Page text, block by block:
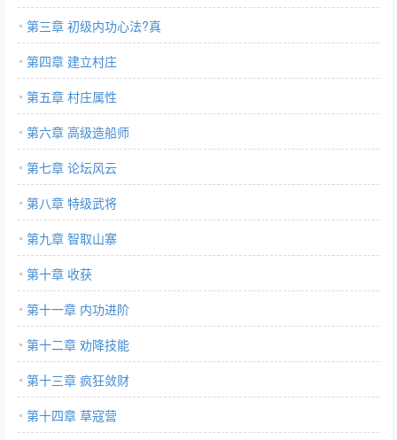
第三章 初级内功心法?真
第四章 建立村庄
第五章 村庄属性
第六章 高级造船师
第七章 论坛风云
第八章 特级武将
第九章 智取山寨
第十章 收获
第十一章 内功进阶
第十二章 劝降技能
第十三章 疯狂敛财
第十四章 草寇营